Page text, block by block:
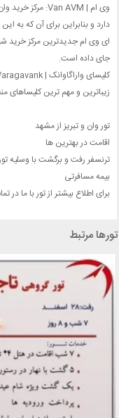
دارد و بنابراین برای آن که به
جای داده است.
زیباترین و مهم ترین کلیساهای
تور وان و تبریز از مشهد
اقامت در بهترین ها
ترنسفر رفت و برگشت با وسلیه
بیمه مسافرتی
برای اطلاع بیشتر از تور با ما در
تورها مرتبط